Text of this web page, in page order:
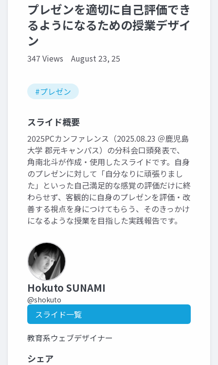
プレゼンを適切に自己評価でき
るようになるための授業デザイ
ン
347 Views August 23, 25
#プレゼン
スライド概要
2025PCカンファレンス（2025.08.23 ＠鹿児島
大学 郡元キャンパス）の分科会口頭発表で、
角南北斗が作成・使用したスライドです。自身
のプレゼンに対して「自分なりに頑張りまし
た」といった自己満足的な感覚の評価だけに終
わらせず、客観的に自身のプレゼンを評価・改
善する視点を身につけてもらう、そのきっかけ
になるような授業を目指した実践報告です。
Hokuto SUNAMI
@shokuto
スライド一覧
教育系ウェブデザイナー
シェア